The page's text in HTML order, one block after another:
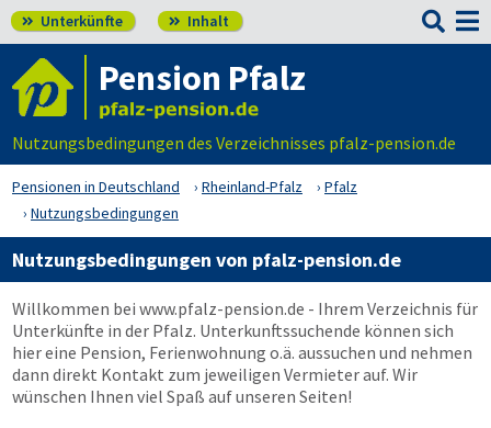
 Unterkünfte  Inhalt 
Pension Pfalz
Nutzungsbedingungen des Verzeichnisses pfalz-pension.de
Pensionen in Deutschland Rheinland-Pfalz
Pfalz
Nutzungsbedingungen
Nutzungsbedingungen von pfalz-pension.de
Willkommen bei www.pfalz-pension.de - Ihrem Verzeichnis für
Unterkünfte in der Pfalz. Unterkunftssuchende können sich
hier eine Pension, Ferienwohnung o.ä. aussuchen und nehmen
dann direkt Kontakt zum jeweiligen Vermieter auf. Wir
wünschen Ihnen viel Spaß auf unseren Seiten!